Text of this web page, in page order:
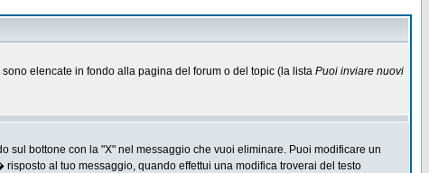
elencate in fondo alla pagina del forum o del topic (la lista Puoi inviare nuovi
sul bottone con la "X" nel messaggio che vuoi eliminare. Puoi modificare un
al tuo messaggio, quando effettui una modifica troverai del testo